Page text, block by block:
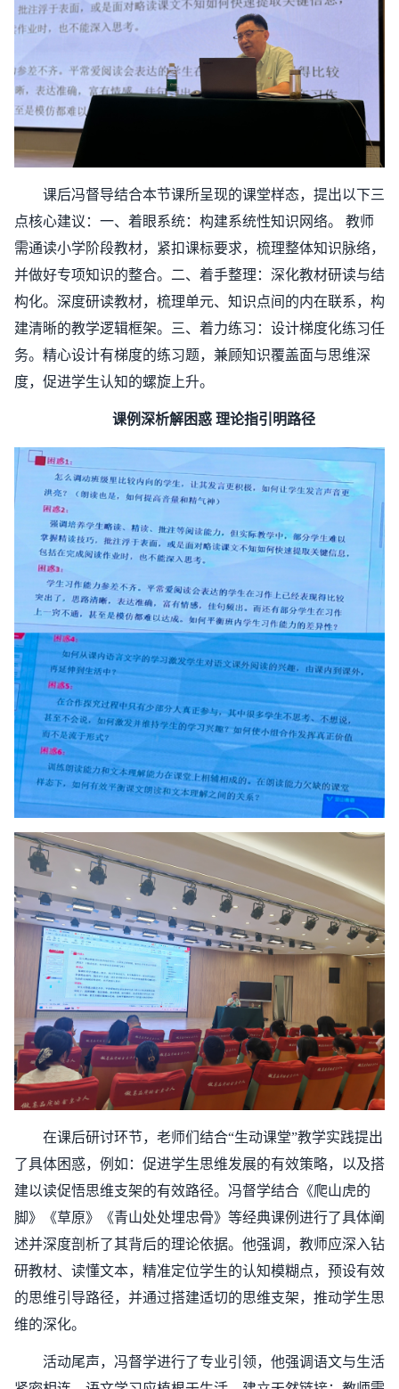
课后冯督导结合本节课所呈现的课堂样态，提出以下三
点核心建议：一、着眼系统：构建系统性知识网络。 教师
需通读小学阶段教材，紧扣课标要求，梳理整体知识脉络，
并做好专项知识的整合。二、着手整理：深化教材研读与结
构化。深度研读教材，梳理单元、知识点间的内在联系，构
建清晰的教学逻辑框架。三、着力练习：设计梯度化练习任
务。精心设计有梯度的练习题，兼顾知识覆盖面与思维深
度，促进学生认知的螺旋上升。
课例深析解困惑 理论指引明路径
在课后研讨环节，老师们结合“生动课堂”教学实践提出
了具体困惑，例如：促进学生思维发展的有效策略，以及搭
建以读促悟思维支架的有效路径。冯督学结合《爬山虎的
脚》《草原》《青山处处埋忠骨》等经典课例进行了具体阐
述并深度剖析了其背后的理论依据。他强调，教师应深入钻
研教材、读懂文本，精准定位学生的认知模糊点，预设有效
的思维引导路径，并通过搭建适切的思维支架，推动学生思
维的深化。
活动尾声，冯督学进行了专业引领，他强调语文与生活